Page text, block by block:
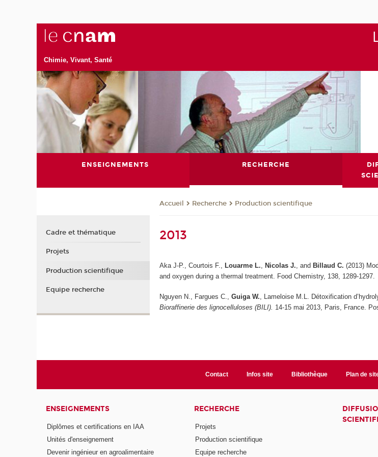
Chimie, Vivant, Santé
ENSEIGNEMENTS RECHERCHE
Accueil Recherche Production scientifique
2013
Aka J-P., Courtois F., Louarme L. Nicolas J. , and Billaud C. (2013)
and oxygen during a thermal treatment.
Food Chemistry, 138, 1289-1297.
Nguyen N., Fargues C.,Guiga W., Lameloise M.L. Détoxification
Bioraffinerie des lignocelluloses (BILI). 14-15 mai 2013, Paris, France.
Cadre et thématique
Projets
Production scientifique
Equipe recherche
Contact Infos site Bibliothèque Plan de
ENSEIGNEMENTS
Diplômes et certifications en IAA
Unités d'enseignement
Devenir ingénieur en agroalimentaire
RECHERCHE
Projets
Production scientifique
Equipe recherche